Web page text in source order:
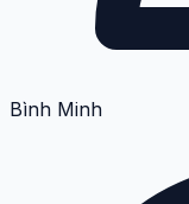
Bình Minh